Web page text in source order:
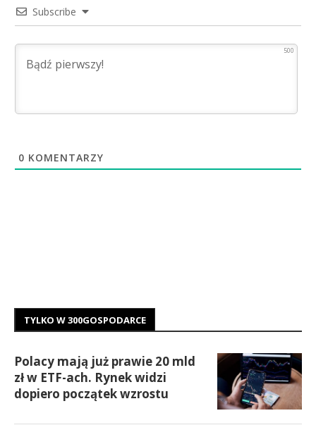
Subscribe
500
0 KOMENTARZY
TYLKO W 300GOSPODARCE
Polacy mają już prawie 20 mld
zł w ETF-ach. Rynek widzi
dopiero początek wzrostu